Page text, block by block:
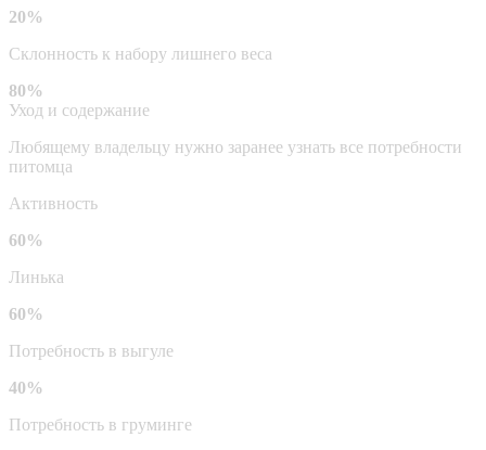
20%
Склонность к набору лишнего веса
80%
Уход и содержание
Любящему владельцу нужно заранее узнать все потребности
питомца
Активность
60%
Линька
60%
Потребность в выгуле
40%
Потребность в груминге